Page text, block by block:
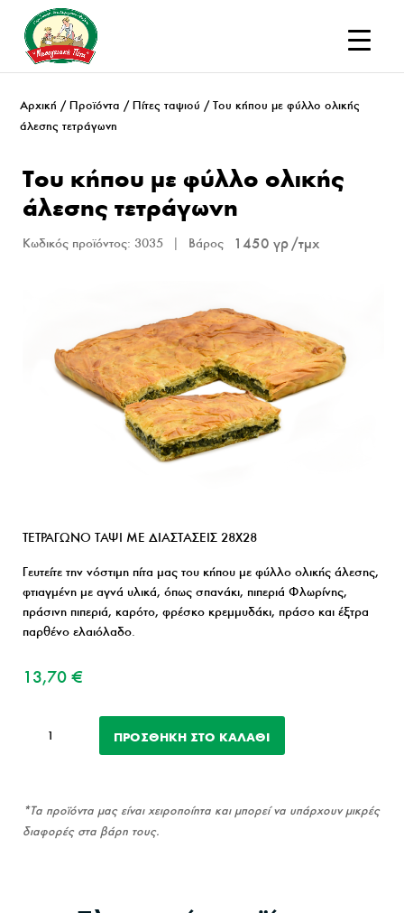
Αρχική /Προϊόντα /Πίτες ταψιού / Του κήπου με φύλλο ολικής
άλεσης τετράγωνη
Του κήπου με φύλλο ολικής
άλεσης τετράγωνη
Κωδικός προϊόντος: 3035 Βάρος 1450 γρ
ΤΕΤΡΑΓΩΝΟ ΤΑΨΙ ΜΕ ΔΙΑΣΤΑΣΕΙΣ 28Χ28
Γευτείτε την νόστιμη πίτα μας του κήπου με φύλλο ολικής άλεσης,
φτιαγμένη με αγνά υλικά, όπως σπανάκι, πιπεριά Φλωρίνης,
πράσινη πιπεριά, καρότο, φρέσκο κρεμμυδάκι, πράσο και έξτρα
παρθένο ελαιόλαδο.
13,70€
κήπου
ολικής
άλεσης
τετράγωνη
ΠΡΟΣΘΉΚΗ ΣΤΟ ΚΑΛΆΘΙ
*Τα προϊόντα μας είναι χειροποίητα και μπορεί να υπάρχουν μικρές
διαφορές στα βάρη τους.